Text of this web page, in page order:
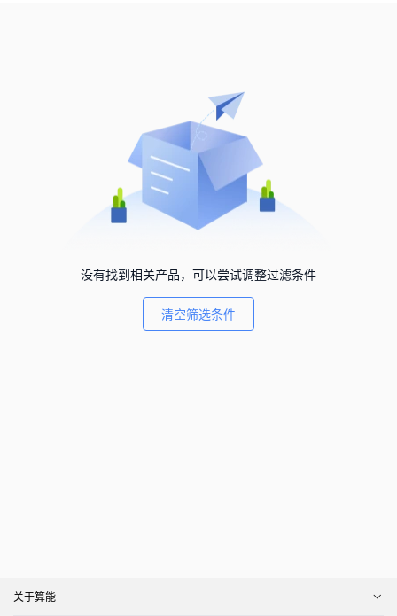
没有找到相关产品，可以尝试调整过滤条件
清空筛选条件
关于算能